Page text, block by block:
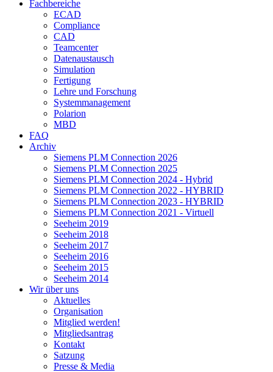
Fachbereiche
ECAD
Compliance
CAD
Teamcenter
Datenaustausch
Simulation
Fertigung
Lehre und Forschung
Systemmanagement
Polarion
MBD
FAQ
Archiv
Siemens PLM Connection 2026
Siemens PLM Connection 2025
Siemens PLM Connection 2024 - Hybrid
Siemens PLM Connection 2022 - HYBRID
Siemens PLM Connection 2023 - HYBRID
Siemens PLM Connection 2021 - Virtuell
Seeheim 2019
Seeheim 2018
Seeheim 2017
Seeheim 2016
Seeheim 2015
Seeheim 2014
Wir über uns
Aktuelles
Organisation
Mitglied werden!
Mitgliedsantrag
Kontakt
Satzung
Presse & Media